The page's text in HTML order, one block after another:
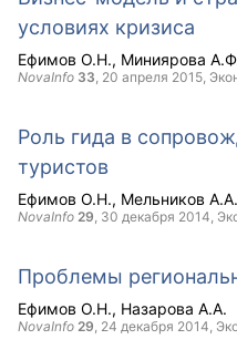
условиях кризиса
Ефимов О.Н. Миниярова
NovaInfo 33 20 апреля 2015 ,
Роль гида в
туристов
Ефимов О.Н. Мельников А.А.
NovaInfo 29 30 декабря 2014 ,
Проблемы
Ефимов О.Н. Назарова А.А.
NovaInfo 29 24 декабря 2014 ,